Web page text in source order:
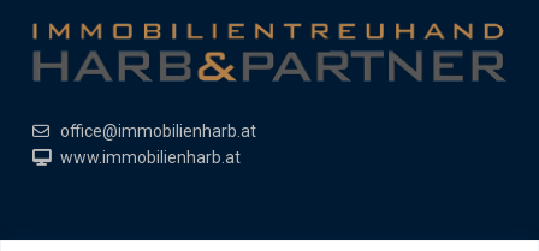
office@immobilienharb.at
www.immobilienharb.at